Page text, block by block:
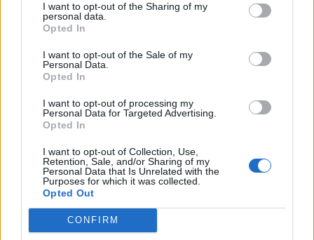
I want to opt-out of the Sharing of my
personal data.
Opted In
I want to opt-out of the Sale of my
Personal Data.
Opted In
I want to opt-out of processing my
Personal Data for Targeted Advertising.
Opted In
I want to opt-out of Collection, Use,
Retention, Sale, and/or Sharing of my
Personal Data that Is Unrelated with the
Purposes for which it was collected.
Opted Out
CONFIRM
Ρόδου:
«Οι Ανώτερες Σχολές Τουριστικής Εκπαίδευσης Ρόδου
και Κρήτης, έχουν περιέλθει σε δεινή κατάσταση, που
τουριστικό τομέα. Οι δύο μοναδικές Ανώτερες Σχολές
Τουριστικής Εκπαίδευσης Ρόδου και Κρήτης του
Υπουργείου Τουρισμού, αντιμετωπίζουν σοβαρά
προβλήματα, οδηγούμενες σε συνεχιζόμενη
υποβάθμιση. Απόδειξη είναι η σημαντική μείωση του
αριθμού των φοιτητών και η αβεβαιότητα και
ανασφάλεια για την επαγγελματική εξέλιξη και